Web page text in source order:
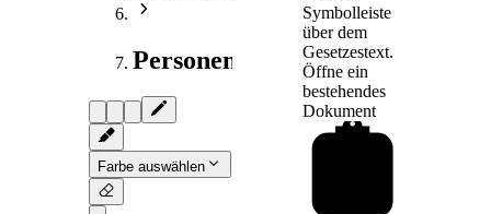
Personengesellschaftsrecht
Farbe auswählen
Symbolleiste
über dem
Gesetzestext.
Öffne ein
bestehendes
Dokument